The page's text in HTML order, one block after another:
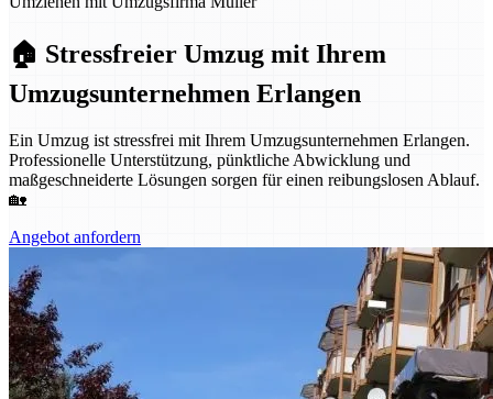
🏠 Stressfreier Umzug mit Ihrem
Umzugsunternehmen Erlangen
Ein Umzug ist stressfrei mit Ihrem Umzugsunternehmen Erlangen.
Professionelle Unterstützung, pünktliche Abwicklung und
maßgeschneiderte Lösungen sorgen für einen reibungslosen Ablauf.
🏡
Angebot anfordern